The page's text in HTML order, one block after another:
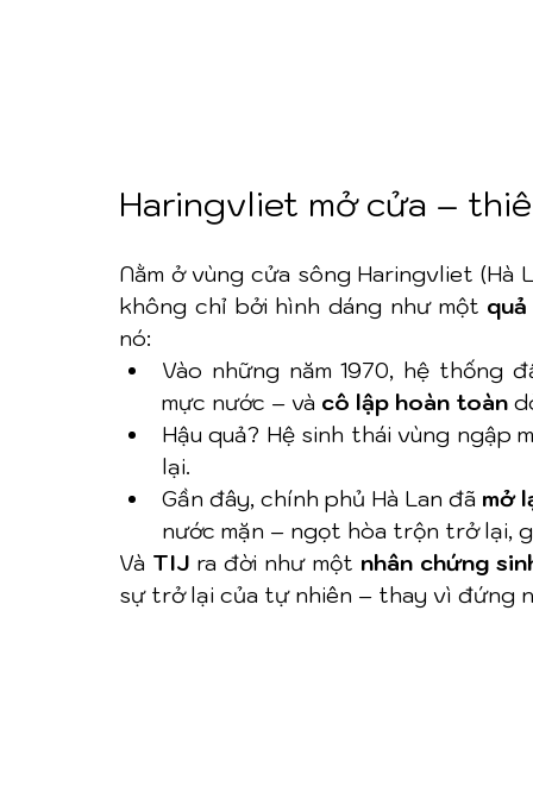
Haringvliet mở cửa –
Nằm ở vùng cửa sông Haringvliet (Hà
không chỉ bởi hình dáng như một
nó:
Vào những năm 1970, hệ thống
mực nước – và cô lập hoàn toàn
Hậu quả? Hệ sinh thái vùng ngập
lại.
Gần đây, chính phủ Hà Lan đã mở
nước mặn – ngọt hòa trộn trở lại,
Và TIJ ra đời như một nhân chứng
sự trở lại của tự nhiên – thay vì đứng